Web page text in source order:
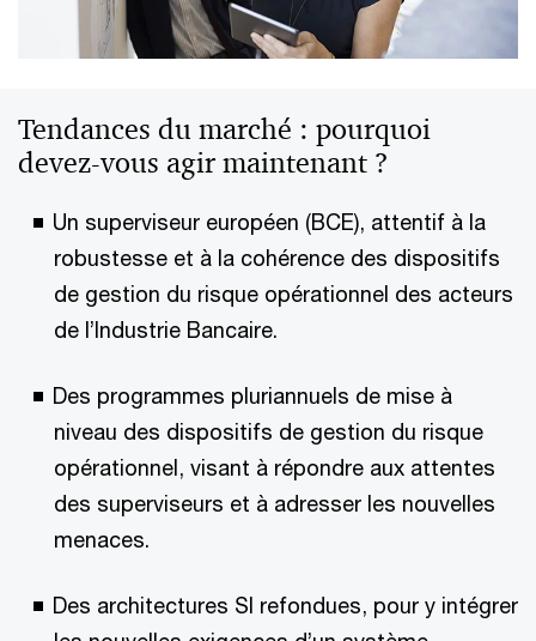
Tendances du marché : pourquoi
devez-vous agir maintenant ?
Un superviseur européen (BCE), attentif à la
robustesse et à la cohérence des dispositifs
de gestion du risque opérationnel des acteurs
de l’Industrie Bancaire.
Des programmes pluriannuels de mise à
niveau des dispositifs de gestion du risque
opérationnel, visant à répondre aux attentes
des superviseurs et à adresser les nouvelles
menaces.
Des architectures SI refondues, pour y intégrer